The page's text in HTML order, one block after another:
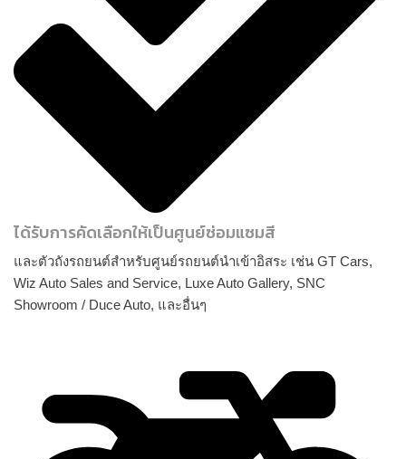
ได้รับการคัดเลือกให้เป็นศูนย์ซ่อมแซมสี
และตัวถังรถยนต์สำหรับศูนย์รถยนต์นำเข้าอิสระ เช่น GT Cars,
Wiz Auto Sales and Service, Luxe Auto Gallery, SNC
Showroom / Duce Auto, และอื่นๆ